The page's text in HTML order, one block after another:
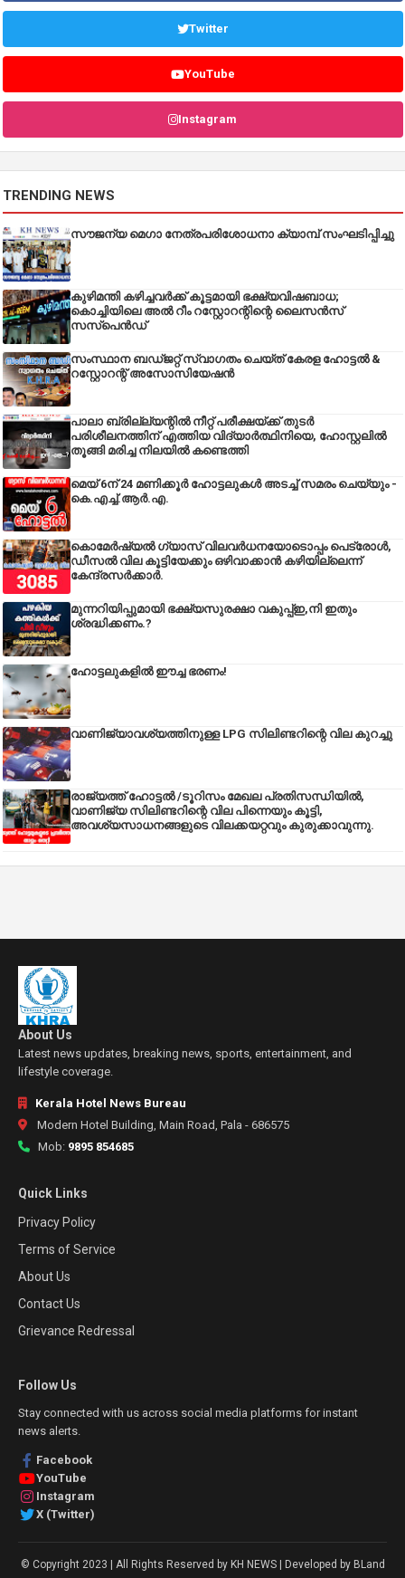
Twitter
YouTube
Instagram
TRENDING NEWS
സൗജന്യ മെഗാ നേത്രപരിശോധനാ ക്യാമ്പ് സംഘടിപ്പിച്ചു
കുഴിമന്തി കഴിച്ചവർക്ക് കൂട്ടമായി ഭക്ഷ്യവിഷബാധ;
കൊച്ചിയിലെ അൽ റീം റസ്റ്റോറന്റിന്റെ ലൈസൻസ്
സസ്പെൻഡ്
സംസ്ഥാന ബഡ്‌ജറ്റ് സ്വാഗതം ചെയ്ത് കേരള ഹോട്ടൽ &
റസ്റ്റോറന്റ് അസോസിയേഷൻ
പാലാ ബ്രില്ല്യന്റിൽ നീറ്റ് പരീക്ഷയ്ക്ക് തുടർ
പരിശീലനത്തിന് എത്തിയ വിദ്യാർത്ഥിനിയെ, ഹോസ്റ്റലിൽ
തൂങ്ങി മരിച്ച നിലയിൽ കണ്ടെത്തി
മെയ് 6ന് 24 മണിക്കൂർ ഹോട്ടലുകൾ അടച്ച് സമരം ചെയ്യും -
കെ.എച്ച്.ആർ.എ.
കൊമേർഷ്യൽ ഗ്യാസ് വിലവർധനയോടൊപ്പം പെട്രോൾ,
ഡീസല്‍ വില കൂട്ടിയേക്കും ഒഴിവാക്കാന്‍ കഴിയില്ലെന്ന്
കേന്ദ്രസര്‍ക്കാര്‍.
മുന്നറിയിപ്പുമായി ഭക്ഷ്യസുരക്ഷാ വകുപ്പ്ഇ,നി ഇതും
ശ്രദ്ധിക്കണം.?
ഹോട്ടലുകളിൽ ഈച്ച ഭരണം!
വാണിജ്യാവശ്യത്തിനുള്ള LPG സിലിണ്ടറിന്റെ വില കുറച്ചു
രാജ്യത്ത് ഹോട്ടൽ /ടൂറിസം മേഖല പ്രതിസന്ധിയിൽ,
വാണിജ്യ സിലിണ്ടറിന്റെ വില പിന്നെയും കൂട്ടി,
അവശ്യസാധനങ്ങളുടെ വിലക്കയറ്റവും കുരുക്കാവുന്നു.
About Us
Latest news updates, breaking news, sports, entertainment, and
lifestyle coverage.
Kerala Hotel News Bureau
Modern Hotel Building, Main Road, Pala - 686575
Mob: 9895 854685
Quick Links
Privacy Policy
Terms of Service
About Us
Contact Us
Grievance Redressal
Follow Us
Stay connected with us across social media platforms for instant
news alerts.
Facebook
YouTube
Instagram
X (Twitter)
© Copyright 2023 | All Rights Reserved by KH NEWS | Developed by BLand